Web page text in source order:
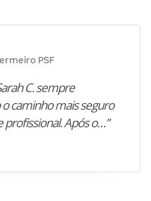
PSF
C. sempre
caminho mais seguro
Após o…”